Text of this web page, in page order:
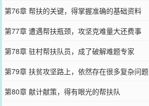
第76章 帮扶的关键，得掌握准确的基础资料
第77章 遭遇帮扶瓶颈，攻坚克难量大还费事
第78章 驻村帮扶队员，成了破解难题专家
第79章 扶贫攻坚路上，依然存在很多复杂问题
第80章 献计献策，得有眼光的帮扶队